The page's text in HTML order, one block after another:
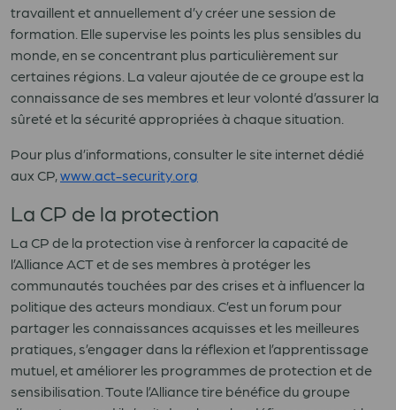
travaillent et annuellement d’y créer une session de
formation. Elle supervise les points les plus sensibles du
monde, en se concentrant plus particulièrement sur
certaines régions. La valeur ajoutée de ce groupe est la
connaissance de ses membres et leur volonté d’assurer la
sûreté et la sécurité appropriées à chaque situation.
Pour plus d’informations, consulter le site internet dédié
aux CP,www.act-security.org
La CP de la protection
La CP de la protection vise à renforcer la capacité de
l’Alliance ACT et de ses membres à protéger les
communautés touchées par des crises et à influencer la
politique des acteurs mondiaux. C’est un forum pour
partager les connaissances acquisses et les meilleures
pratiques, s’engager dans la réflexion et l’apprentissage
mutuel, et améliorer les programmes de protection et de
sensibilisation. Toute l’Alliance tire bénéfice du groupe